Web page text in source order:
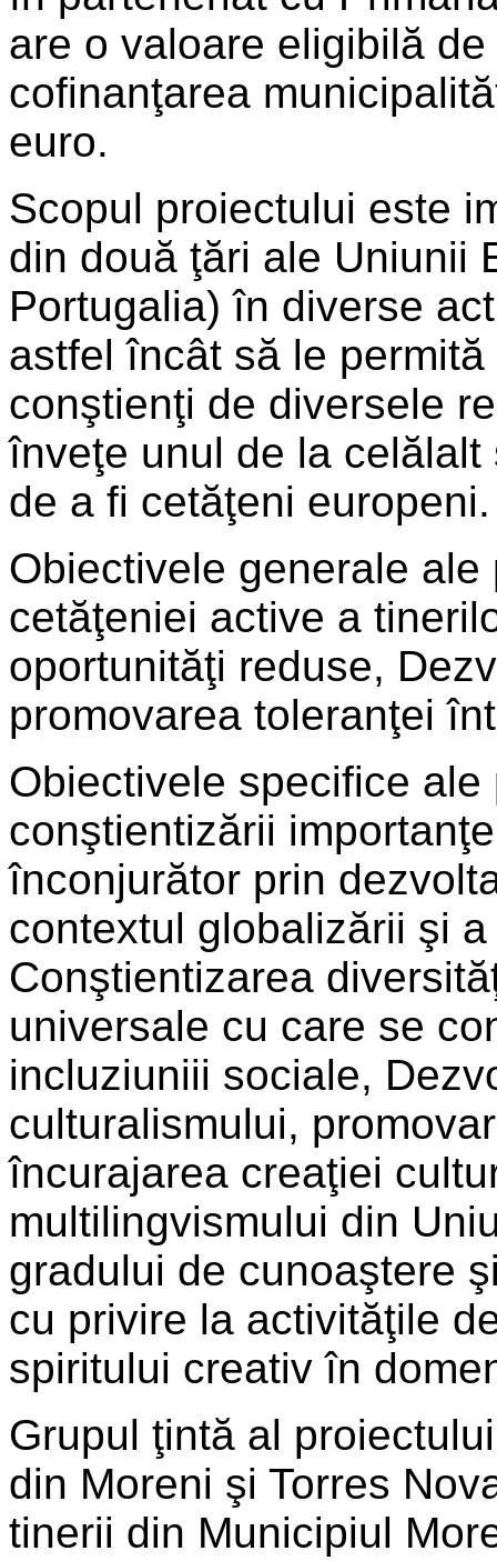
are o valoare eligibilă
cofinanţarea
euro.
Scopul proiectului este
din două ţări ale Uniunii
Portugalia) în diverse
astfel încât să le
conştienţi de diversele
înveţe unul de la
de a fi cetăţeni europeni.
Obiectivele generale
cetăţeniei active a
oportunităţi reduse,
promovarea toleranţei
Obiectivele specifice
conştientizării
înconjurător prin
contextul globalizării şi
Conştientizarea
universale cu care se
incluziuniii sociale,
culturalismului,
încurajarea creaţiei
multilingvismului din
gradului de cunoaştere
cu privire la activităţile
spiritului creativ în
Grupul ţintă al
din Moreni şi Torres
tinerii din Municipiul